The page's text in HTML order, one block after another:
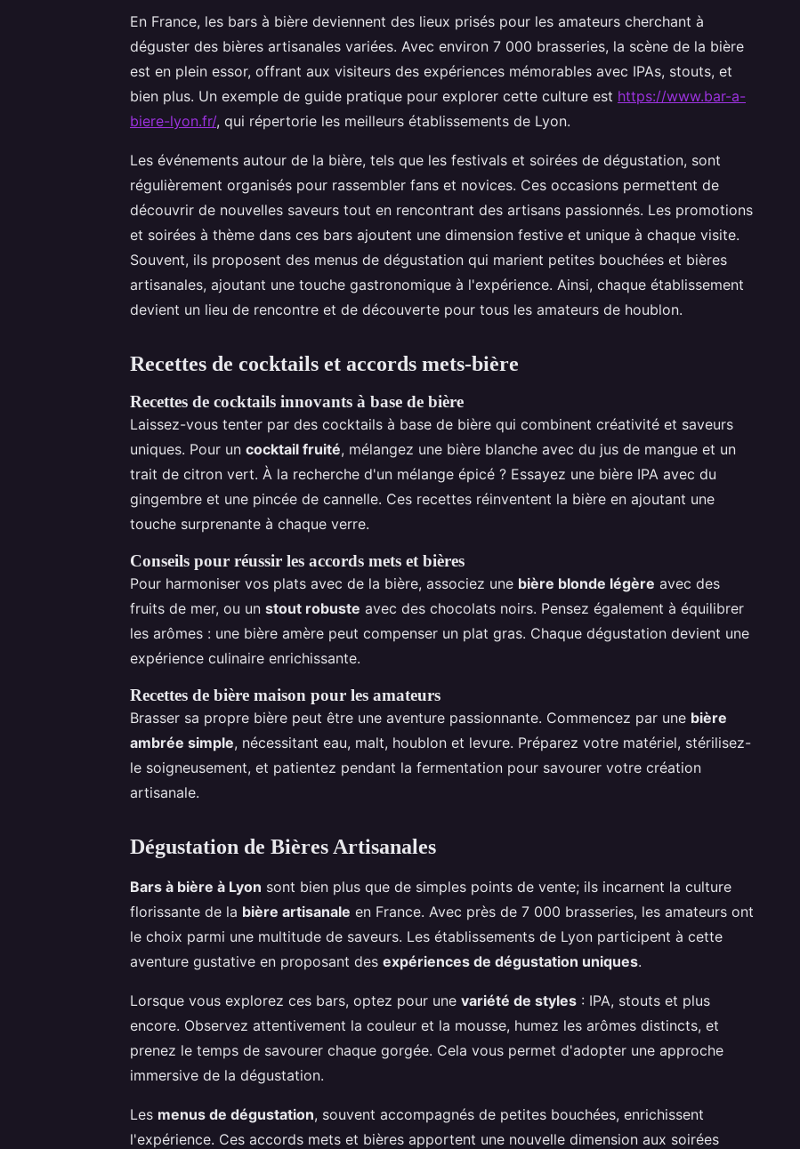
En France, les bars à bière deviennent des lieux prisés pour les amateurs cherchant à
déguster des bières artisanales variées. Avec environ 7 000 brasseries, la scène de la bière
est en plein essor, offrant aux visiteurs des expériences mémorables avec IPAs, stouts, et
bien plus. Un exemple de guide pratique pour explorer cette culture est https://www.bar-a-
biere-lyon.fr/, qui répertorie les meilleurs établissements de Lyon.
Les événements autour de la bière, tels que les festivals et soirées de dégustation, sont
régulièrement organisés pour rassembler fans et novices. Ces occasions permettent de
découvrir de nouvelles saveurs tout en rencontrant des artisans passionnés. Les promotions
et soirées à thème dans ces bars ajoutent une dimension festive et unique à chaque visite.
Souvent, ils proposent des menus de dégustation qui marient petites bouchées et bières
artisanales, ajoutant une touche gastronomique à l'expérience. Ainsi, chaque établissement
devient un lieu de rencontre et de découverte pour tous les amateurs de houblon.
Recettes de cocktails et accords mets-bière
Recettes de cocktails innovants à base de bière
Laissez-vous tenter par des cocktails à base de bière qui combinent créativité et saveurs
uniques. Pour un cocktail fruité, mélangez une bière blanche avec du jus de mangue et un
trait de citron vert. À la recherche d'un mélange épicé ? Essayez une bière IPA avec du
gingembre et une pincée de cannelle. Ces recettes réinventent la bière en ajoutant une
touche surprenante à chaque verre.
Conseils pour réussir les accords mets et bières
Pour harmoniser vos plats avec de la bière, associez une bière blonde légère avec des
fruits de mer, ou un stout robuste avec des chocolats noirs. Pensez également à équilibrer
les arômes : une bière amère peut compenser un plat gras. Chaque dégustation devient une
expérience culinaire enrichissante.
Recettes de bière maison pour les amateurs
Brasser sa propre bière peut être une aventure passionnante. Commencez par une bière
ambrée simple, nécessitant eau, malt, houblon et levure. Préparez votre matériel, stérilisez-
le soigneusement, et patientez pendant la fermentation pour savourer votre création
artisanale.
Dégustation de Bières Artisanales
Bars à bière à Lyon sont bien plus que de simples points de vente; ils incarnent la culture
florissante de la bière artisanale en France. Avec près de 7 000 brasseries, les amateurs ont
le choix parmi une multitude de saveurs. Les établissements de Lyon participent à cette
aventure gustative en proposant des expériences de dégustation uniques.
Lorsque vous explorez ces bars, optez pour une variété de styles : IPA, stouts et plus
encore. Observez attentivement la couleur et la mousse, humez les arômes distincts, et
prenez le temps de savourer chaque gorgée. Cela vous permet d'adopter une approche
immersive de la dégustation.
Les menus de dégustation, souvent accompagnés de petites bouchées, enrichissent
l'expérience. Ces accords mets et bières apportent une nouvelle dimension aux soirées